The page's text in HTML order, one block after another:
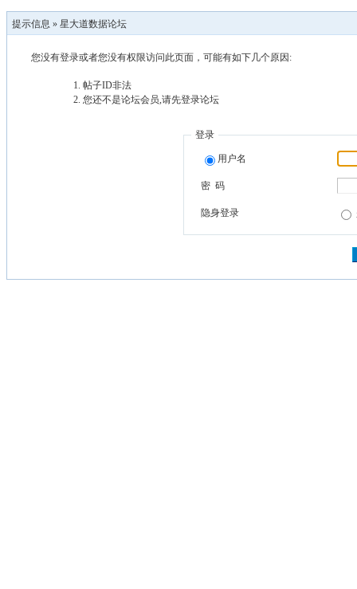
提示信息 » 星大道数据论坛
您没有登录或者您没有权限访问此页面，可能有如下几个原因:
帖子ID非法
您还不是论坛会员,请先登录论坛
登录
用户名
密 码
隐身登录